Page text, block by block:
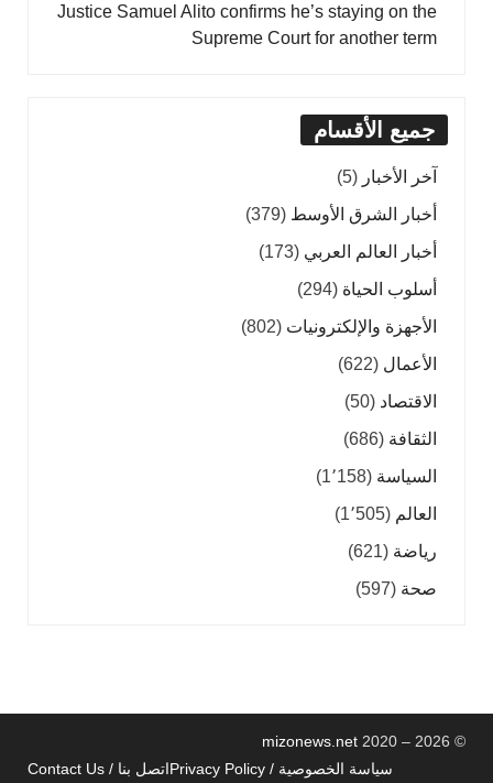
Justice Samuel Alito confirms he’s staying on the
Supreme Court for another term
جميع الأقسام
آخر الأخبار (5)
أخبار الشرق الأوسط (379)
أخبار العالم العربي (173)
أسلوب الحياة (294)
الأجهزة والإلكترونيات (802)
الأعمال (622)
الاقتصاد (50)
الثقافة (686)
السياسة (1٬158)
العالم (1٬505)
رياضة (621)
صحة (597)
©
mizonews.net 2020 – 2026
سياسة الخصوصية / Privacy Policy
اتصل بنا / Contact Us